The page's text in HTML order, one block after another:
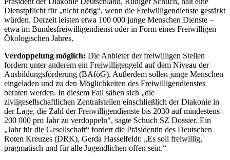
Dienstpflicht für „nicht nötig“, wenn die Freiwilligendienste gestärkt
würden. Derzeit leisten etwa 100 000 junge Menschen Dienste –
etwa im Bundesfreiwilligendienst oder in Form eines Freiwilligen
Ökologischen Jahres.
Verdoppelung möglich: Die Anbieter der freiwilligen Stellen
fordern unter anderem ein Freiwilligengeld auf dem Niveau der
Ausbildungsförderung (BAföG). Außerdem sollen junge Menschen
eingeladen und zu den Möglichkeiten des Freiwilligendienstes
beraten werden. In diesem Fall sähen sich „die
zivilgesellschaftlichen Zentralstellen einschließlich der Diakonie in
der Lage, die Zahl der Freiwilligendienste bis 2030 auf mindestens
200 000 pro Jahr zu verdoppeln“, sagte Schuch SZ Dossier. Ein
„Jahr für die Gesellschaft“ fordert die Präsidentin des Deutschen
Roten Kreuzes (DRK), Gerda Hasselfeldt: „Es soll freiwillig,
pragmatisch und für alle Jugendlichen offen sein.“